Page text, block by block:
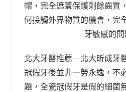
帽，完全遮蓋保護剩餘齒質
何接觸外界物質的機會，完
牙敏感的問
北大牙醫推薦—北大昕成牙
冠假牙後並非一勞永逸，不
題，全瓷冠假牙是假的細菌